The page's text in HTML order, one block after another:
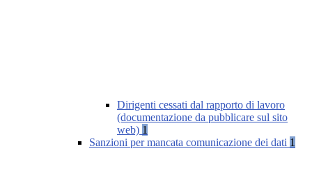
Dirigenti cessati dal rapporto di lavoro
(documentazione da pubblicare sul sito
web) 1
Sanzioni per mancata comunicazione dei dati 1